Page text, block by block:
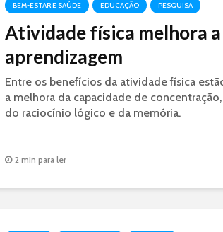
BEM-ESTAR E SAÚDE EDUCAÇÃO PESQUISA
Atividade física melhora a
aprendizagem
Entre os benefícios da atividade física
a melhora da capacidade de concentração,
do raciocínio lógico e da memória.
2 min para ler